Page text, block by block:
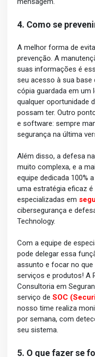
4. Como se
A melhor forma de
prevenção. A
suas informações é
seu acesso à sua base
cópia guardada em um
qualquer oportunidade
possam ter. Outro
e software: sempre
segurança na última
Além disso, a defesa
muito complexa, e a
equipe dedicada 100%
uma estratégia eficaz
especializadas em
cibersegurança e
Technology.
Com a equipe de
pode delegar essa
assunto e focar no
serviços e produtos! A
Consultoria em
serviço de SOC
nosso time realiza
por semana, com
seu sistema.
5. O que fazer se